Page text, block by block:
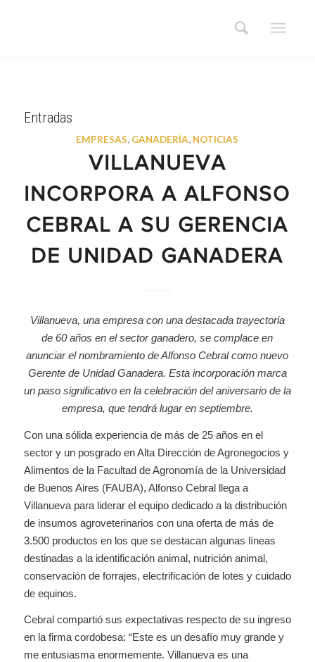
Entradas
EMPRESAS, GANADERÍA, NOTICIAS
VILLANUEVA
INCORPORA A ALFONSO
CEBRAL A SU GERENCIA
DE UNIDAD GANADERA
Villanueva, una empresa con una destacada trayectoria
de 60 años en el sector ganadero, se complace en
anunciar el nombramiento de Alfonso Cebral como nuevo
Gerente de Unidad Ganadera. Esta incorporación marca
un paso significativo en la celebración del aniversario de la
empresa, que tendrá lugar en septiembre.
Con una sólida experiencia de más de 25 años en el
sector y un posgrado en Alta Dirección de Agronegocios y
Alimentos de la Facultad de Agronomía de la Universidad
de Buenos Aires (FAUBA), Alfonso Cebral llega a
Villanueva para liderar el equipo dedicado a la distribución
de insumos agroveterinarios con una oferta de más de
3.500 productos en los que se destacan algunas líneas
destinadas a la identificación animal, nutrición animal,
conservación de forrajes, electrificación de lotes y cuidado
de equinos.
Cebral compartió sus expectativas respecto de su ingreso
en la firma cordobesa: “Este es un desafío muy grande y
me entusiasma enormemente. Villanueva es una